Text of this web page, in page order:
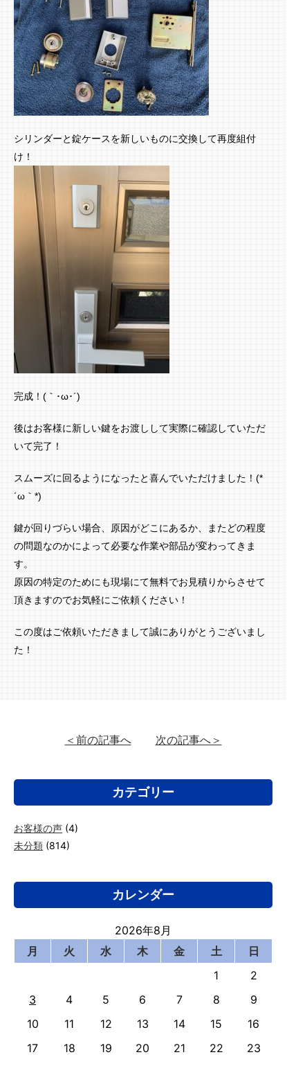
シリンダーと錠ケースを新しいものに交換して再度組付
け！
完成！(｀･ω･´)ゞ
後はお客様に新しい鍵をお渡しして実際に確認していただ
いて完了！
スムーズに回るようになったと喜んでいただけました！(*
´ω｀*)
鍵が回りづらい場合、原因がどこにあるか、またどの程度
の問題なのかによって必要な作業や部品が変わってきま
す。
原因の特定のためにも現場にて無料でお見積りからさせて
頂きますのでお気軽にご依頼ください！
この度はご依頼いただきまして誠にありがとうございまし
た！
＜前の記事へ 次の記事へ＞
カテゴリー
お客様の声 (4)
未分類 (814)
カレンダー
2026年8月
月
火 水 木 金 土
日
1
2
3
4 5 6 7 8
9
10
11 12 13 14 15
16
17
18 19 20 21 22
23